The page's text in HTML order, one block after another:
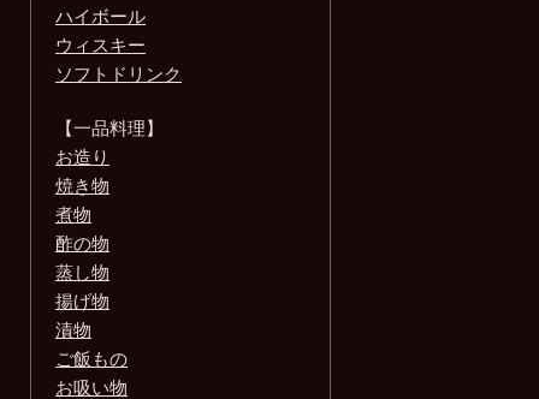
ハイボール
ウィスキー
ソフトドリンク
【一品料理】
お造り
焼き物
煮物
酢の物
蒸し物
揚げ物
漬物
ご飯もの
お吸い物